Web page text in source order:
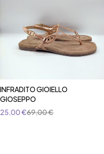
INFRADITO GIOIELLO
GIOSEPPO
69,00€
25,00€